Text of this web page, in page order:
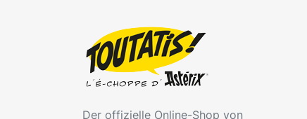
Der offizielle Online-Shop von